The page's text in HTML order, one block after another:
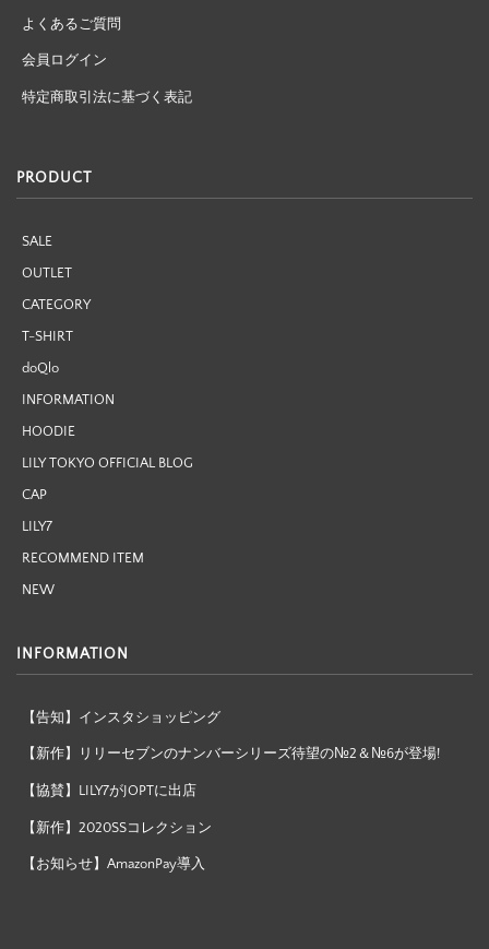
よくあるご質問
会員ログイン
特定商取引法に基づく表記
PRODUCT
SALE
OUTLET
CATEGORY
T-SHIRT
doQlo
INFORMATION
HOODIE
LILY TOKYO OFFICIAL BLOG
CAP
LILY7
RECOMMEND ITEM
NEW
INFORMATION
【告知】インスタショッピング
【新作】リリーセブンのナンバーシリーズ待望の№2＆№6が登場!
【協賛】LILY7がJOPTに出店
【新作】2020SSコレクション
【お知らせ】AmazonPay導入